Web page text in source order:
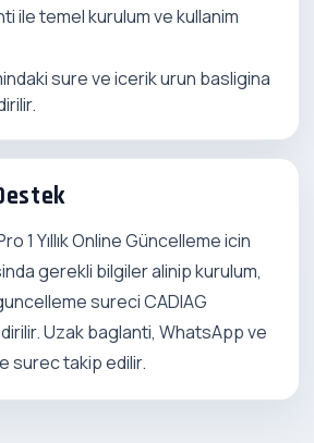
ile temel kurulum ve kullanim
sure ve icerik urun basligina
1 Yıllık Online Güncelleme icin
gerekli bilgiler alinip kurulum,
sureci CADIAG
Uzak baglanti, WhatsApp ve
surec takip edilir.